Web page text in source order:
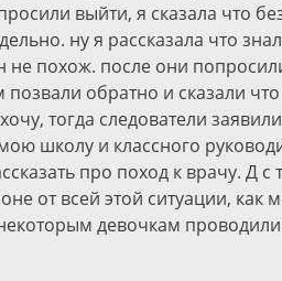
выйти, я сказала что
ну я рассказала что
не похож. после они
обратно и сказали что
тогда следователи
школу и классного
про поход к врачу. Д
от всей этой ситуации, как
девочкам